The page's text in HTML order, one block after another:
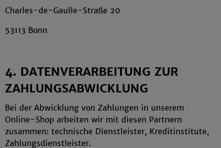
Charles-de-Gaulle-Straße 20
53113 Bonn
4. DATENVERARBEITUNG ZUR
ZAHLUNGSABWICKLUNG
Bei der Abwicklung von Zahlungen in unserem
Online-Shop arbeiten wir mit diesen Partnern
zusammen: technische Dienstleister, Kreditinstitute,
Zahlungsdienstleister.